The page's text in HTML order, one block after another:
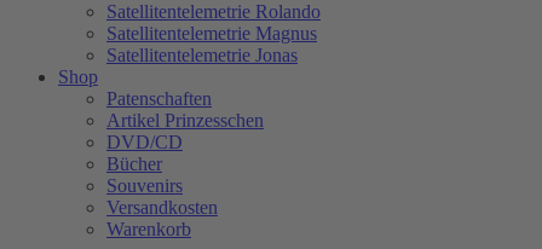
Satellitentelemetrie Rolando
Satellitentelemetrie Magnus
Satellitentelemetrie Jonas
Shop
Patenschaften
Artikel Prinzesschen
DVD/CD
Bücher
Souvenirs
Versandkosten
Warenkorb